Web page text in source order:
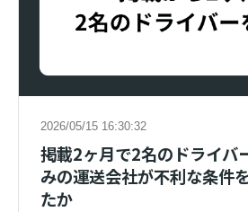
2026/05/15 16:30:32
掲載2ヶ月で2名のドライバ
みの運送会社が不利な条件
たか